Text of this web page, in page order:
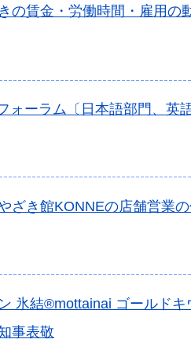
の賃金・労働時間・雇用の
ォーラム〔日本語部門、英
ざき館KONNEの店舗営業
ン 氷結®mottainai ゴールド
事表敬